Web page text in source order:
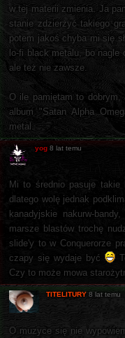
w tej materii zmienia. Ja
stanie zdzierżyć takiego
potem jakoś chyba mi się
lo-fi black metalu, bo nagle
ale też nie zawsze.
O ile pamiętam to dobrym,
album "Satan Alpha
metal.
yog 8 lat temu
Mi to średnio pasuje takie
dlatego wolę jednak
kanadyjskie nakurw-
marsze blastów trochę
slide'y to w Conquerorze
czapy się wydaje być
Czy to może mowa
TITELITURY 8 lat temu
O muzyce się nie